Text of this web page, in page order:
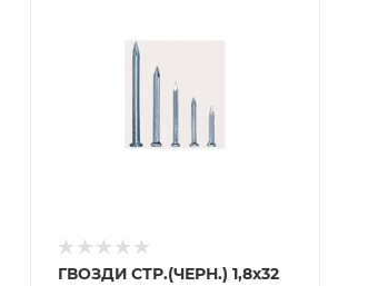
ГВОЗДИ СТР.(ЧЕРН.) 1,8х32